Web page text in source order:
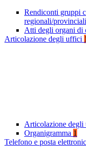
Rendiconti gruppi
regionali/provinciali
Atti degli organi di
Articolazione degli uffici 1
Articolazione degli
Organigramma 1
Telefono e posta